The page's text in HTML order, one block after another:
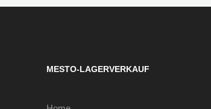
MESTO-LAGERVERKAUF